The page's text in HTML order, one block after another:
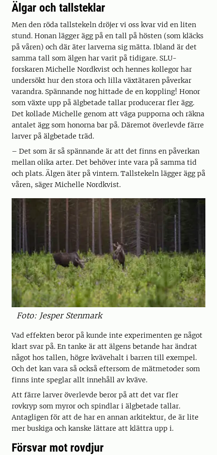
Älgar och tallsteklar
Men den röda tallstekeln dröjer vi oss kvar vid en liten
stund. Honan lägger ägg på en tall på hösten (som kläcks
på våren) och där äter larverna sig mätta. Ibland är det
samma tall som älgen har varit på tidigare. SLU-
forskaren Michelle Nordkvist och hennes kollegor har
undersökt hur den stora och lilla växtätaren påverkar
varandra. Spännande nog hittade de en koppling! Honor
som växte upp på älgbetade tallar producerar fler ägg.
Det kollade Michelle genom att väga pupporna och räkna
antalet ägg som honorna bar på. Däremot överlevde färre
larver på älgbetade träd.
– Det som är så spännande är att det finns en påverkan
mellan olika arter. Det behöver inte vara på samma tid
och plats. Älgen äter på vintern. Tallstekeln lägger ägg på
våren, säger Michelle Nordkvist.
Foto: Jesper Stenmark
Vad effekten beror på kunde inte experimenten ge något
klart svar på. En tanke är att älgens betande har ändrat
något hos tallen, högre kvävehalt i barren till exempel.
Och det kan vara så också eftersom de mätmetoder som
finns inte speglar allt innehåll av kväve.
Att färre larver överlevde beror på att det var fler
rovkryp som myror och spindlar i älgbetade tallar.
Antagligen för att de har en annan arkitektur, de är lite
mer buskiga och kanske lättare att klättra upp i.
Försvar mot rovdjur